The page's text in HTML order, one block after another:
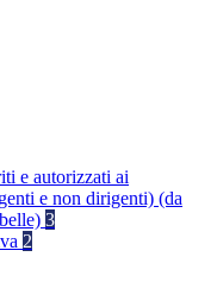
e autorizzati ai
e non dirigenti) (da
3
2